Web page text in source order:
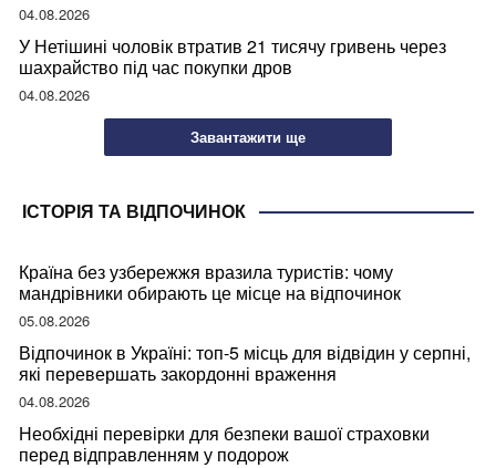
04.08.2026
У Нетішині чоловік втратив 21 тисячу гривень через
шахрайство під час покупки дров
04.08.2026
Завантажити ще
ІСТОРІЯ ТА ВІДПОЧИНОК
Країна без узбережжя вразила туристів: чому
мандрівники обирають це місце на відпочинок
05.08.2026
Відпочинок в Україні: топ-5 місць для відвідин у серпні,
які перевершать закордонні враження
04.08.2026
Необхідні перевірки для безпеки вашої страховки
перед відправленням у подорож